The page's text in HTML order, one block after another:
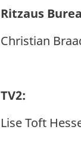
Ritzaus
Christian
TV2:
Lise Toft